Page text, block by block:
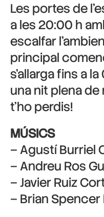
Les portes de
a les 20:00 h
escalfar
principal
s’allarga fins a
una nit plena de
t’ho perdis!
MÚSICS
– Agustí Burriel
– Andreu Ros
– Javier Ruiz
– Brian Spencer